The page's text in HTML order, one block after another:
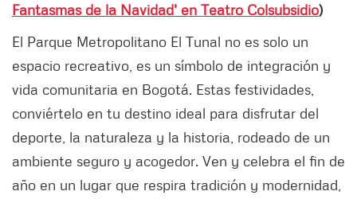
Fantasmas de la Navidad' en Teatro Colsubsidio)
El Parque Metropolitano El Tunal no es solo un
espacio recreativo, es un símbolo de integración y
vida comunitaria en Bogotá. Estas festividades,
conviértelo en tu destino ideal para disfrutar del
deporte, la naturaleza y la historia, rodeado de un
ambiente seguro y acogedor. Ven y celebra el fin de
año en un lugar que respira tradición y modernidad,